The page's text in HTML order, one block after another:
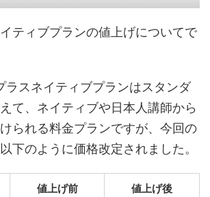
ティブプランの値上げについてで
ラスネイティブプランはスタンダ
て、ネイティブや日本人講師から
られる料金プランですが、今回の
下のように価格改定されました。
値上げ前 値上げ後